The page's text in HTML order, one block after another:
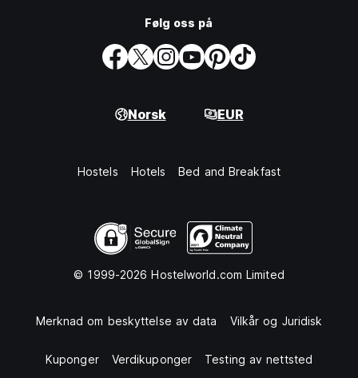
Følg oss på
Norsk EUR
Hostels Hotels Bed and Breakfast
© 1999-2026 Hostelworld.com Limited
Merknad om beskyttelse av data Vilkår og Juridisk
Kuponger Verdikuponger Testing av nettsted